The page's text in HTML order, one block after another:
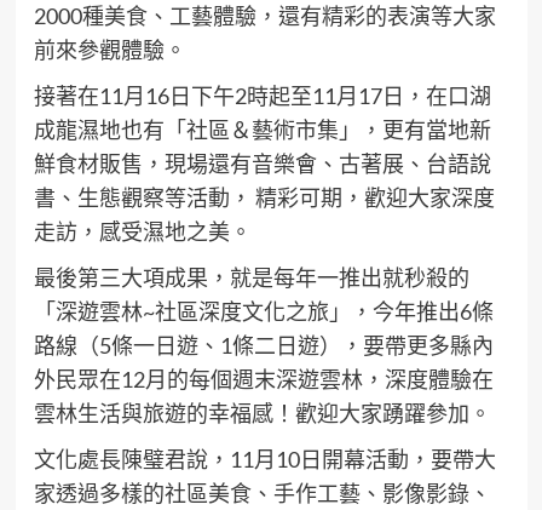
2000種美食、工藝體驗，還有精彩的表演等大家
前來參觀體驗。
接著在11月16日下午2時起至11月17日，在口湖
成龍濕地也有「社區＆藝術市集」，更有當地新
鮮食材販售，現場還有音樂會、古著展、台語說
書、生態觀察等活動， 精彩可期，歡迎大家深度
走訪，感受濕地之美。
最後第三大項成果，就是每年一推出就秒殺的
「深遊雲林~社區深度文化之旅」，今年推出6條
路線（5條一日遊、1條二日遊），要帶更多縣內
外民眾在12月的每個週末深遊雲林，深度體驗在
雲林生活與旅遊的幸福感！歡迎大家踴躍參加。
文化處長陳璧君說，11月10日開幕活動，要帶大
家透過多樣的社區美食、手作工藝、影像影錄、